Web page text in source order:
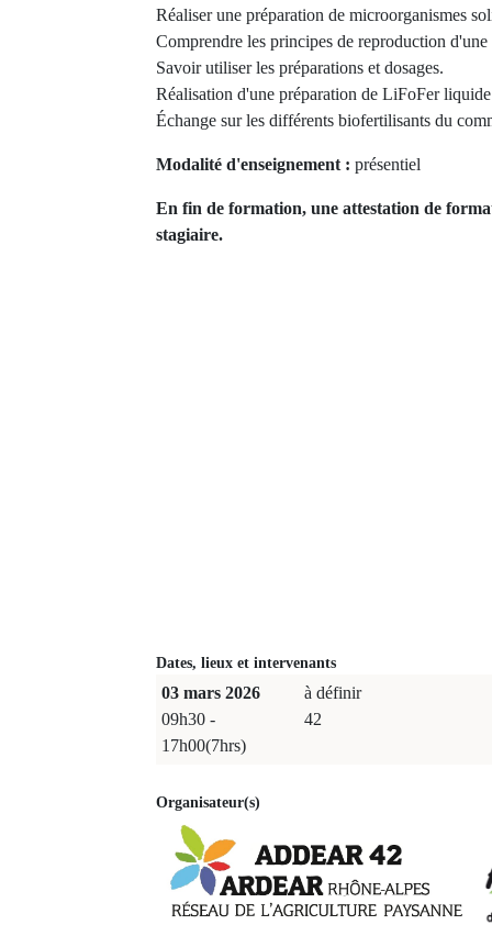
Réaliser une préparation de microorganismes
Comprendre les principes de reproduction
Savoir utiliser les préparations et dosages.
Réalisation d'une préparation de LiFoFer
Échange sur les différents biofertilisants du
Modalité d'enseignement : présentiel
En fin de formation, une attestation de
stagiaire.
Dates, lieux et intervenants
03 mars 2026
09h30 -
17h00(7hrs)
à définir
42
Organisateur(s)